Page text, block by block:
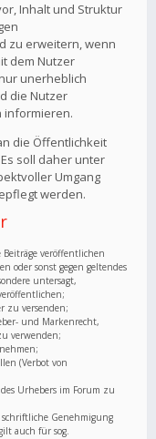
Inhalt und Struktur
zu erweitern, wenn
dem Nutzer
unerheblich
die Nutzer
informieren.
die Öffentlichkeit
soll daher unter
Umgang
werden.
veröffentlichen
oder sonst gegen geltendes
untersagt,
zu versenden;
und Markenrecht,
verwenden;
(Verbot von
Urhebers im Forum zu
Genehmigung
auch für sog.